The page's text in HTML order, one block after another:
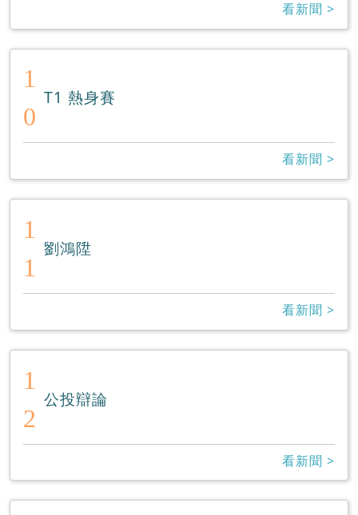
看新聞 >
1
0
T1 熱身賽
看新聞 >
1
1
劉鴻陞
看新聞 >
1
2
公投辯論
看新聞 >